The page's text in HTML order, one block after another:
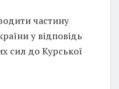
частину
у відповідь
сил до Курської